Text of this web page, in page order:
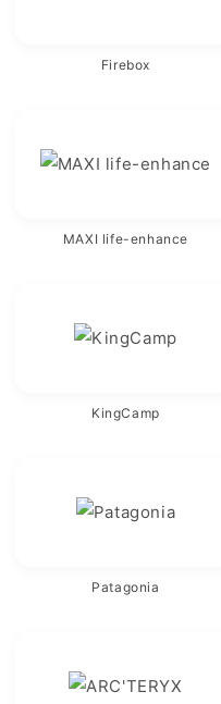
Firebox
MAXI life-enhance
KingCamp
Patagonia